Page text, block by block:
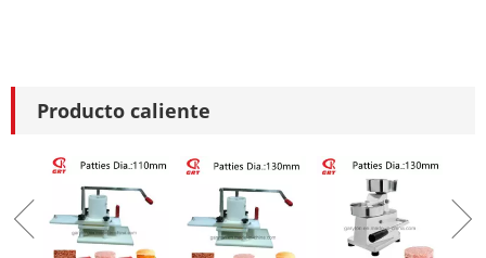
Producto caliente